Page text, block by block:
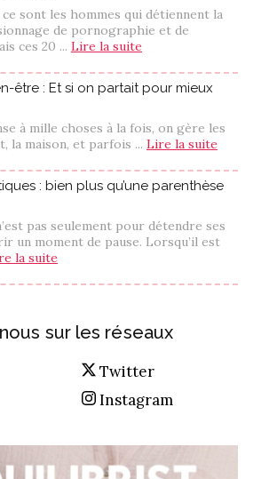
sont les hommes qui détiennent la
de pornographie et de
ces 20 ... Lire la suite
être : Et si on partait pour mieux
à mille choses à la fois, on gère les
la maison, et parfois ... Lire la suite
: bien plus qu’une parenthèse
pas seulement pour détendre ses
un moment de pause. Lorsqu’il est
la suite
sur les réseaux
Twitter
Instagram